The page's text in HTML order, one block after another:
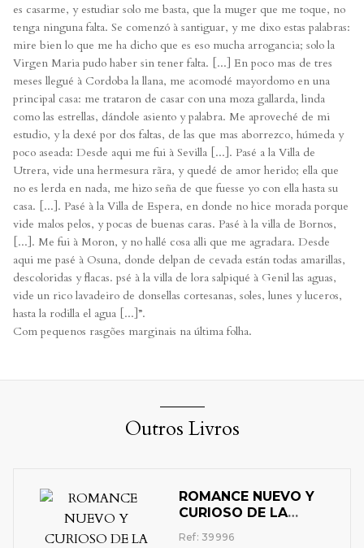
es casarme, y estudiar solo me basta, que la muger que me toque, no
tenga ninguna falta. Se comenzó à santiguar, y me dixo estas palabras:
mire bien lo que me ha dicho que es eso mucha arrogancia; solo la
Virgen Maria pudo haber sin tener falta. [...] En poco mas de tres
meses llegué à Cordoba la llana, me acomodé mayordomo en una
principal casa: me trataron de casar con una moza gallarda, linda
como las estrellas, dándole asiento y palabra. Me aproveché de mi
estudio, y la dexé por dos faltas, de las que mas aborrezco, húmeda y
poco aseada: Desde aqui me fui à Sevilla [...]. Pasé a la Villa de
Utrera, vide una hermesura rãra, y quedé de amor herido; ella que
no es lerda en nada, me hizo seña de que fuesse yo con ella hasta su
casa. [...]. Pasé à la Villa de Espera, en donde no hice morada porque
vide malos pelos, y pocas de buenas caras. Pasé à la villa de Bornos,
[...]. Me fui à Moron, y no hallé cosa alli que me agradara. Desde
aqui me pasé à Osuna, donde delpan de cevada están todas amarillas,
descoloridas y flacas. psé à la villa de lora salpiqué à Genil las aguas,
vide un rico lavadeiro de donsellas cortesanas, soles, lunes y luceros,
hasta la rodilla el agua [...]”.
Com pequenos rasgões marginais na última folha.
Outros Livros
ROMANCE NUEVO Y
CURIOSO DE LA
PRINCESA ISMENIA
Ref: 39996